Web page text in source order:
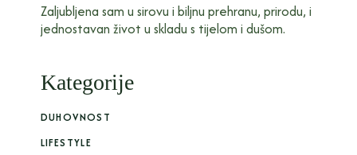
Zaljubljena sam u sirovu i biljnu prehranu, prirodu, i
jednostavan život u skladu s tijelom i dušom.
Kategorije
DUHOVNOST
LIFESTYLE